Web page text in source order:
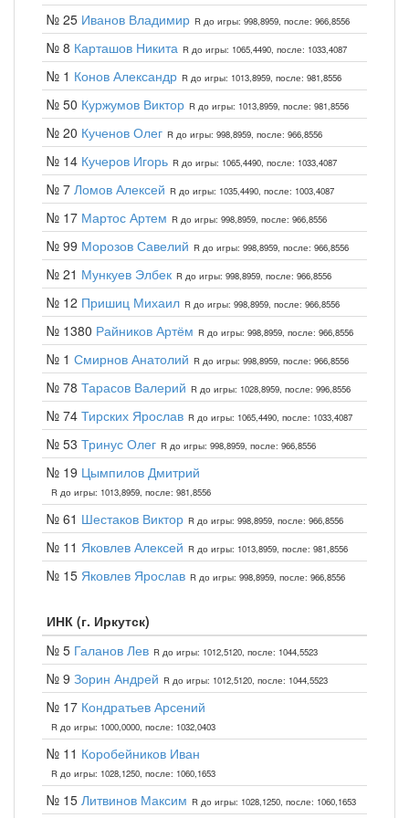
№ 25 Иванов Владимир R до игры: 998,8959, после: 966,8556
№ 8 Карташов Никита R до игры: 1065,4490, после: 1033,4087
№ 1 Конов Александр R до игры: 1013,8959, после: 981,8556
№ 50 Куржумов Виктор R до игры: 1013,8959, после: 981,8556
№ 20 Кученов Олег R до игры: 998,8959, после: 966,8556
№ 14 Кучеров Игорь R до игры: 1065,4490, после: 1033,4087
№ 7 Ломов Алексей R до игры: 1035,4490, после: 1003,4087
№ 17 Мартос Артем R до игры: 998,8959, после: 966,8556
№ 99 Морозов Савелий R до игры: 998,8959, после: 966,8556
№ 21 Мункуев Элбек R до игры: 998,8959, после: 966,8556
№ 12 Пришиц Михаил R до игры: 998,8959, после: 966,8556
№ 1380 Райников Артём R до игры: 998,8959, после: 966,8556
№ 1 Смирнов Анатолий R до игры: 998,8959, после: 966,8556
№ 78 Тарасов Валерий R до игры: 1028,8959, после: 996,8556
№ 74 Тирских Ярослав R до игры: 1065,4490, после: 1033,4087
№ 53 Тринус Олег R до игры: 998,8959, после: 966,8556
№ 19 Цымпилов Дмитрий
R до игры: 1013,8959, после: 981,8556
№ 61 Шестаков Виктор R до игры: 998,8959, после: 966,8556
№ 11 Яковлев Алексей R до игры: 1013,8959, после: 981,8556
№ 15 Яковлев Ярослав R до игры: 998,8959, после: 966,8556
ИНК (г. Иркутск)
№ 5 Галанов Лев R до игры: 1012,5120, после: 1044,5523
№ 9 Зорин Андрей R до игры: 1012,5120, после: 1044,5523
№ 17 Кондратьев Арсений
R до игры: 1000,0000, после: 1032,0403
№ 11 Коробейников Иван
R до игры: 1028,1250, после: 1060,1653
№ 15 Литвинов Максим R до игры: 1028,1250, после: 1060,1653